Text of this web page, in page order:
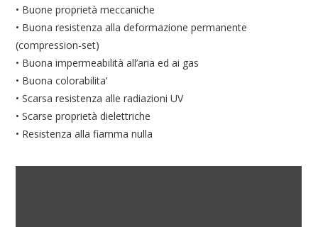
• Buone proprietà meccaniche
• Buona resistenza alla deformazione permanente
(compression-set)
• Buona impermeabilità all’aria ed ai gas
• Buona colorabilita’
• Scarsa resistenza alle radiazioni UV
• Scarse proprietà dielettriche
• Resistenza alla fiamma nulla